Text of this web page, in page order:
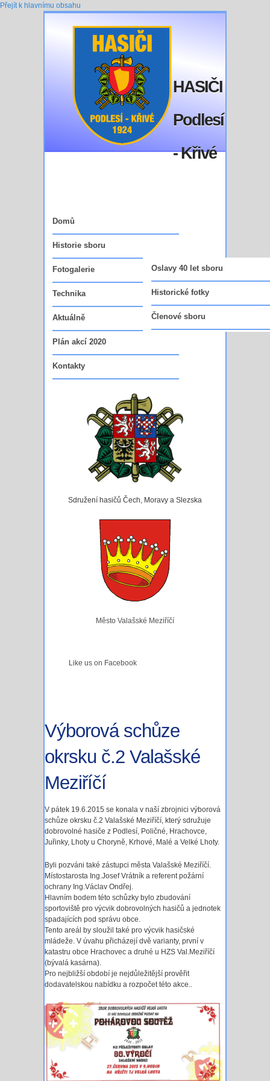
Přejít k hlavnímu obsahu
HASIČI
Podlesí
- Křivé
Domů
Historie sboru
Oslavy 40 let sboru
Vedoucí funkcionáři sboru
Fotogalerie
Historické fotky
Členové sboru
Technika
Aktuálně
Plán akcí 2020
Kontakty
Sdružení hasičů Čech, Moravy a Slezska
Město Valašské Meziříčí
Like us on Facebook
Výborová schůze
okrsku č.2 Valašské
Meziříčí
V pátek 19.6.2015 se konala v naší zbrojnici výborová
schůze okrsku č.2 Valašské Meziříčí, který sdružuje
dobrovolné hasiče z Podlesí, Poličné, Hrachovce,
Juřinky, Lhoty u Choryně, Krhové, Malé a Velké Lhoty.
Byli pozváni také zástupci města Valašské Meziříčí.
Místostarosta Ing.Josef Vrátník a referent požární
ochrany Ing.Václav Ondřej.
Hlavním bodem této schůzky bylo zbudování
sportoviště pro výcvik dobrovolných hasičů a jednotek
spadajících pod správu obce.
Tento areál by sloužil také pro výcvik hasičské
mládeže. V úvahu přicházejí dvě varianty, první v
katastru obce Hrachovec a druhé u HZS Val.Meziříčí
(bývalá kasárna).
Pro nejbližší období je nejdůležitější prověřit
dodavatelskou nabídku a rozpočet této akce..